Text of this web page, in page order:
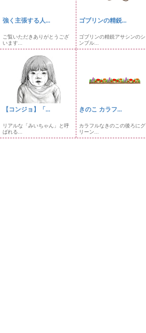
強く主張する人...
ご覧いただきありがとうござ
います...
ゴブリンの精鋭...
ゴブリンの精鋭アサシンのシ
ンプル...
【コンジョ】「...
リアルな「みいちゃん」と呼
ばれる...
きのこ カラフ...
カラフルなきのこの後ろにグ
リーン...